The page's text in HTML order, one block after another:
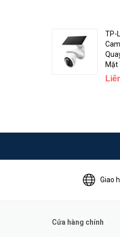
TP-
Mặt
Giao
Cửa hàng chính